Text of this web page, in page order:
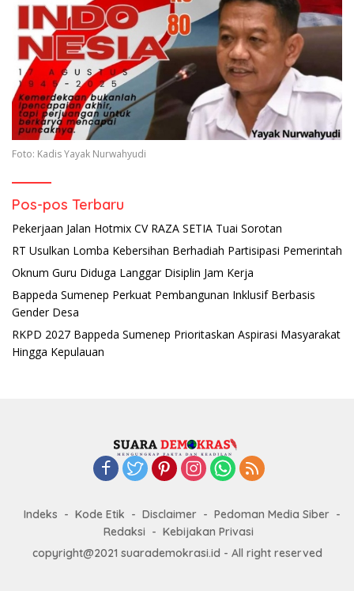
Foto: Kadis Yayak Nurwahyudi
Pos-pos Terbaru
Pekerjaan Jalan Hotmix CV RAZA SETIA Tuai Sorotan
RT Usulkan Lomba Kebersihan Berhadiah Partisipasi Pemerintah
Oknum Guru Diduga Langgar Disiplin Jam Kerja
Bappeda Sumenep Perkuat Pembangunan Inklusif Berbasis
Gender Desa
RKPD 2027 Bappeda Sumenep Prioritaskan Aspirasi Masyarakat
Hingga Kepulauan
Indeks Kode Etik Disclaimer
Pedoman Media Siber
Redaksi
Kebijakan Privasi
copyright@2021 suarademokrasi.id - All right reserved